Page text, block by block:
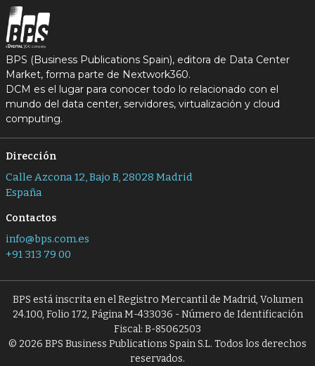
BPS (Business Publications Spain), editora de Data Center
Market, forma parte de Nextwork360.
DCM es el lugar para conocer todo lo relacionado con el
mundo del data center, servidores, virtualización y cloud
computing.
Dirección
Calle Azcona 12, Bajo B, 28028 Madrid
España
Contactos
info@bps.com.es
+91 313 79 00
BPS está inscrita en el Registro Mercantil de Madrid, Volumen
24.100, Folio 172, Página M-433036 - Número de Identificación
Fiscal: B-85062503
© 2026 BPS Business Publications Spain S.L. Todos los derechos
reservados.